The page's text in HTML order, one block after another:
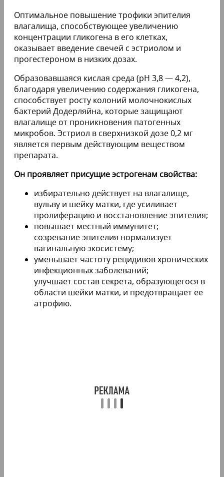
Оптимальное повышение трофики эпителия
влагалища, способствующее увеличению
концентрации гликогена в его клетках,
оказывает введение свечей с эстриолом и
прогестероном в низких дозах.
Образовавшаяся кислая среда (рН 3,8 — 4,2),
благодаря увеличению содержания гликогена,
способствует росту колоний молочнокислых
бактерий Додерляйна, которые защищают
влагалище от проникновения патогенных
микробов. Эстриол в сверхнизкой дозе 0,2 мг
является первым действующим веществом
препарата.
Он проявляет присущие эстрогенам свойства:
избирательно действует на влагалище,
вульву и шейку матки, где усиливает
пролиферацию и восстановление эпителия;
повышает местный иммунитет;
созревание эпителия нормализует
вагинальную экосистему;
уменьшает частоту рецидивов хронических
инфекционных заболеваний;
улучшает состав секрета, образующегося в
области шейки матки, и предотвращает ее
атрофию.